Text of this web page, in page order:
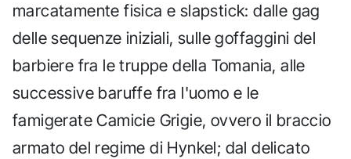
marcatamente fisica e slapstick: dalle gag
delle sequenze iniziali, sulle goffaggini del
barbiere fra le truppe della Tomania, alle
successive baruffe fra l'uomo e le
famigerate Camicie Grigie, ovvero il braccio
armato del regime di Hynkel; dal delicato